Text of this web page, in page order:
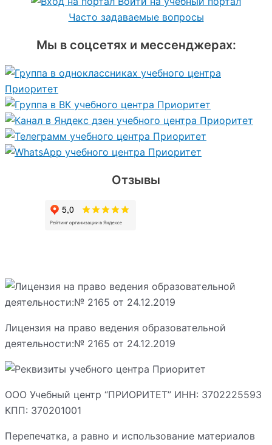
Часто задаваемые вопросы
Мы в соцсетях и мессенджерах:
Отзывы
Лицензия на право ведения образовательной
деятельности:№ 2165 от 24.12.2019
ООО Учебный центр “ПРИОРИТЕТ” ИНН: 3702225593
КПП: 370201001
Перепечатка, а равно и использование материалов